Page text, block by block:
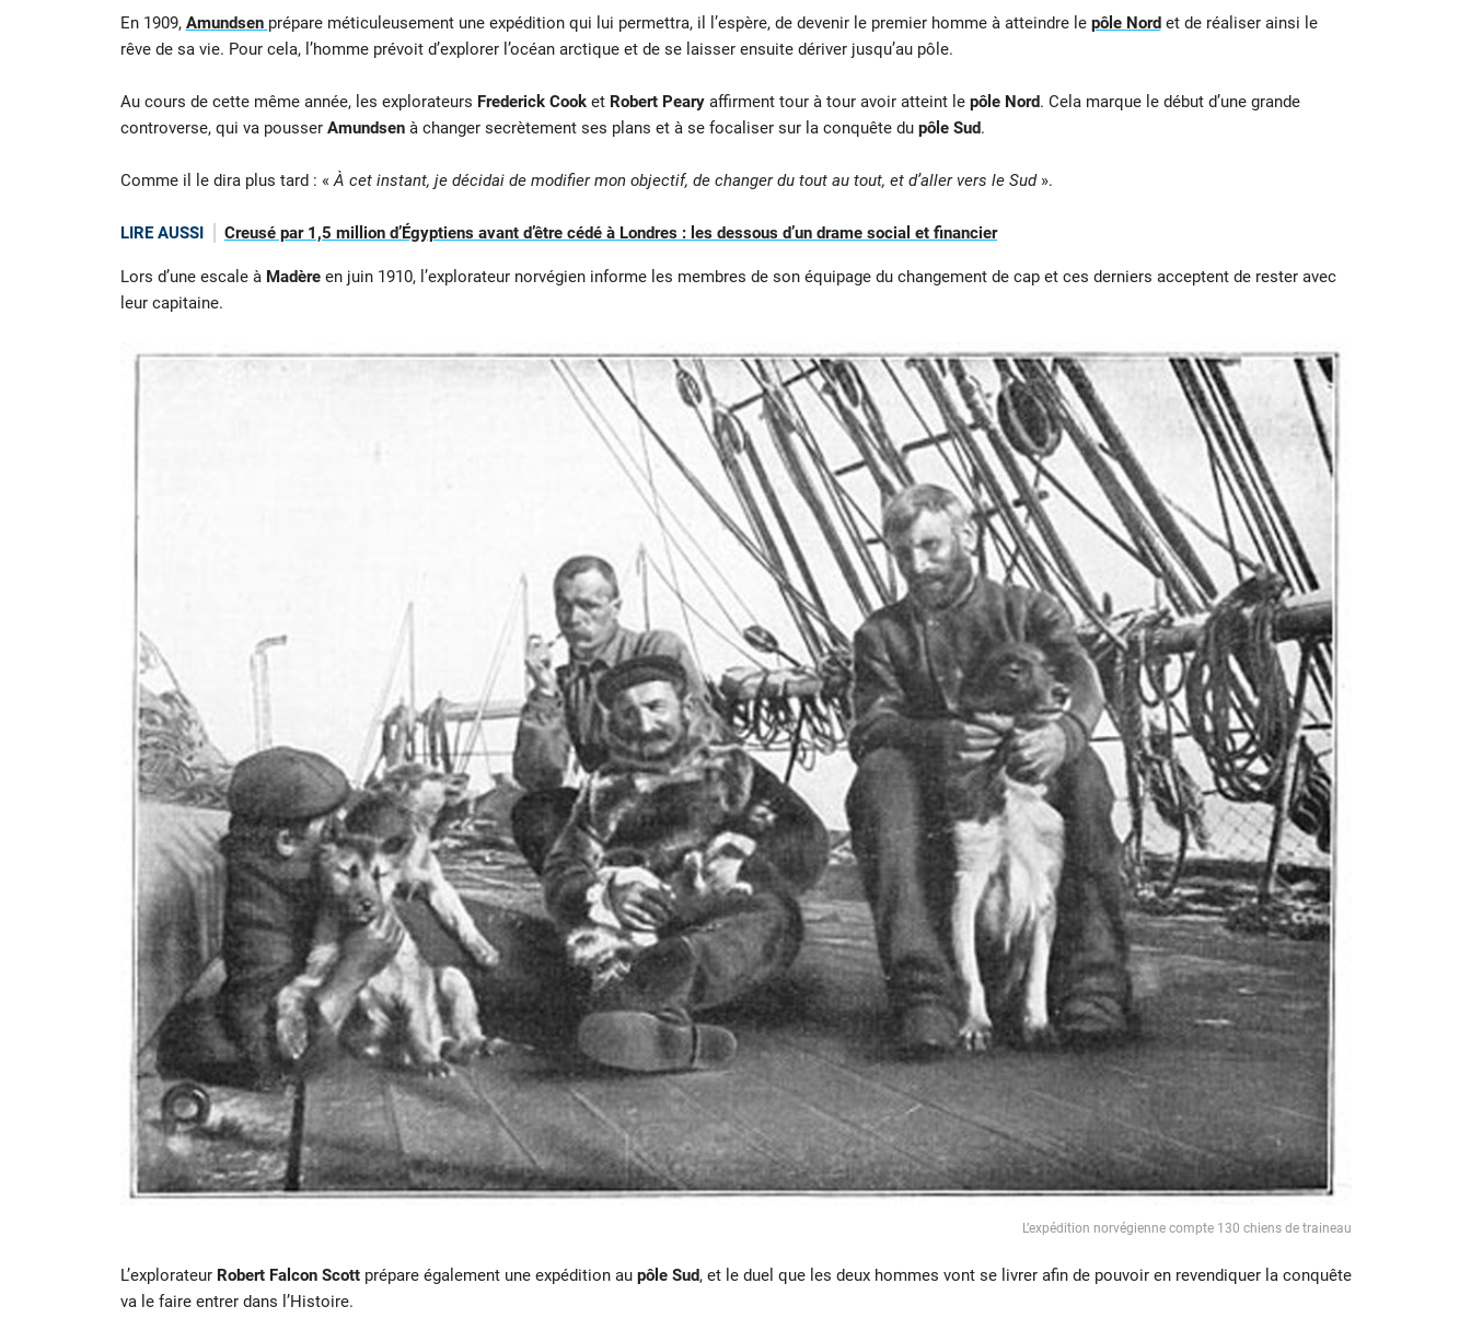
En 1909, Amundsen prépare méticuleusement une expédition qui lui permettra, il l’espère, de devenir le premier homme à atteindre le pôle Nordet de réaliser ainsi le
rêve de sa vie. Pour cela, l’homme prévoit d’explorer l’océan arctique et de se laisser ensuite dériver jusqu’au pôle.
Au cours de cette même année, les explorateurs Frederick Cooket Robert Pearyaffirment tour à tour avoir atteint le pôle Nord. Cela marque le début d’une grande
controverse, qui va pousser Amundsenà changer secrètement ses plans et à se focaliser sur la conquête du pôle Sud.
Comme il le dira plus tard : «À cet instant, je décidai de modifier mon objectif, de changer du tout au tout, et d’aller vers le Sud».
LIRE AUSSI Creusé par 1,5 million d’Égyptiens avant d’être cédé à Londres : les dessous d’un drame social et financier
Lors d’une escale à Madèreen juin 1910, l’explorateur norvégien informe les membres de son équipage du changement de cap et ces derniers acceptent de rester avec
leur capitaine.
L’expédition norvégienne compte 130 chiens de traineau
L’explorateur Robert Falcon Scottprépare également une expédition au pôle Sud, et le duel que les deux hommes vont se livrer afin de pouvoir en revendiquer la conquête
va le faire entrer dans l’Histoire.